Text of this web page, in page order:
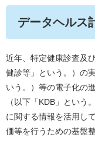
データヘルス
近年、特定健康診査及
健診等」という。）の
いう。）等の電子化の
（以下「KDB」という
に関する情報を活用し
価等を行うための基盤